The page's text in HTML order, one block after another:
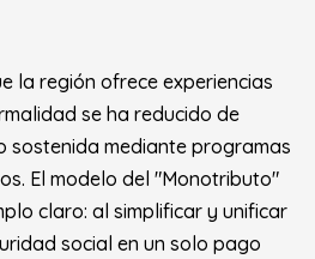
la región ofrece experiencias
se ha reducido de
sostenida mediante programas
El modelo del "Monotributo"
claro: al simplificar y unificar
social en un solo pago